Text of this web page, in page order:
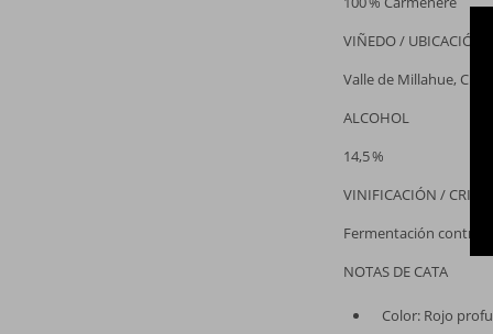
VIÑEDO / UBICACIÓN
Valle de Millahue,
ALCOHOL
14,5 %
VINIFICACIÓN /
Fermentación
NOTAS DE CATA
Color: Rojo